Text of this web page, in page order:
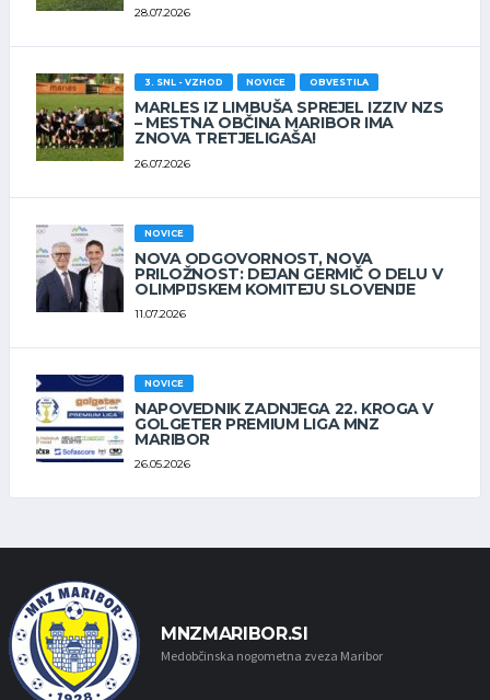
28.07.2026
3. SNL - VZHOD NOVICE OBVESTILA
MARLES IZ LIMBUŠA SPREJEL IZZIV NZS
– MESTNA OBČINA MARIBOR IMA
ZNOVA TRETJELIGAŠA!
26.07.2026
NOVICE
NOVA ODGOVORNOST, NOVA
PRILOŽNOST: DEJAN GERMIČ O DELU V
OLIMPIJSKEM KOMITEJU SLOVENIJE
11.07.2026
NOVICE
NAPOVEDNIK ZADNJEGA 22. KROGA V
GOLGETER PREMIUM LIGA MNZ
MARIBOR
26.05.2026
MNZMARIBOR.SI
Medobčinska nogometna zveza Maribor